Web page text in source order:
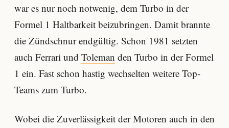
war es nur noch notwenig, dem Turbo in der
Formel 1 Haltbarkeit beizubringen. Damit brannte
die Zündschnur endgültig. Schon 1981 setzten
auch Ferrari und Toleman den Turbo in der Formel
1 ein. Fast schon hastig wechselten weitere Top-
Teams zum Turbo.
Wobei die Zuverlässigkeit der Motoren auch in den